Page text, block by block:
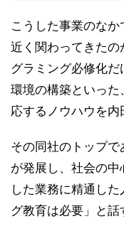
こうした事業のな
近く関わってきたの
グラミング必修化
環境の構築といっ
応するノウハウを内
その同社のトップ
が発展し、社会の中
した業務に精通し
グ教育は必要」と話